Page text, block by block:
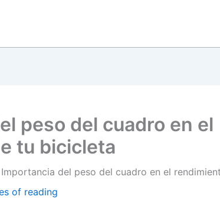
peso del cuadro en el
tu bicicleta
Importancia del peso del cuadro en el
of reading